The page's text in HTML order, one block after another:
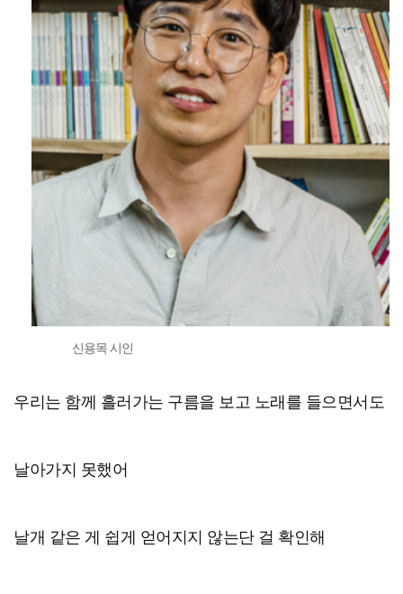
신용목 시인
우리는 함께 흘러가는 구름을 보고 노래를 들으면서도
날아가지 못했어
날개 같은 게 쉽게 얻어지지 않는단 걸 확인해